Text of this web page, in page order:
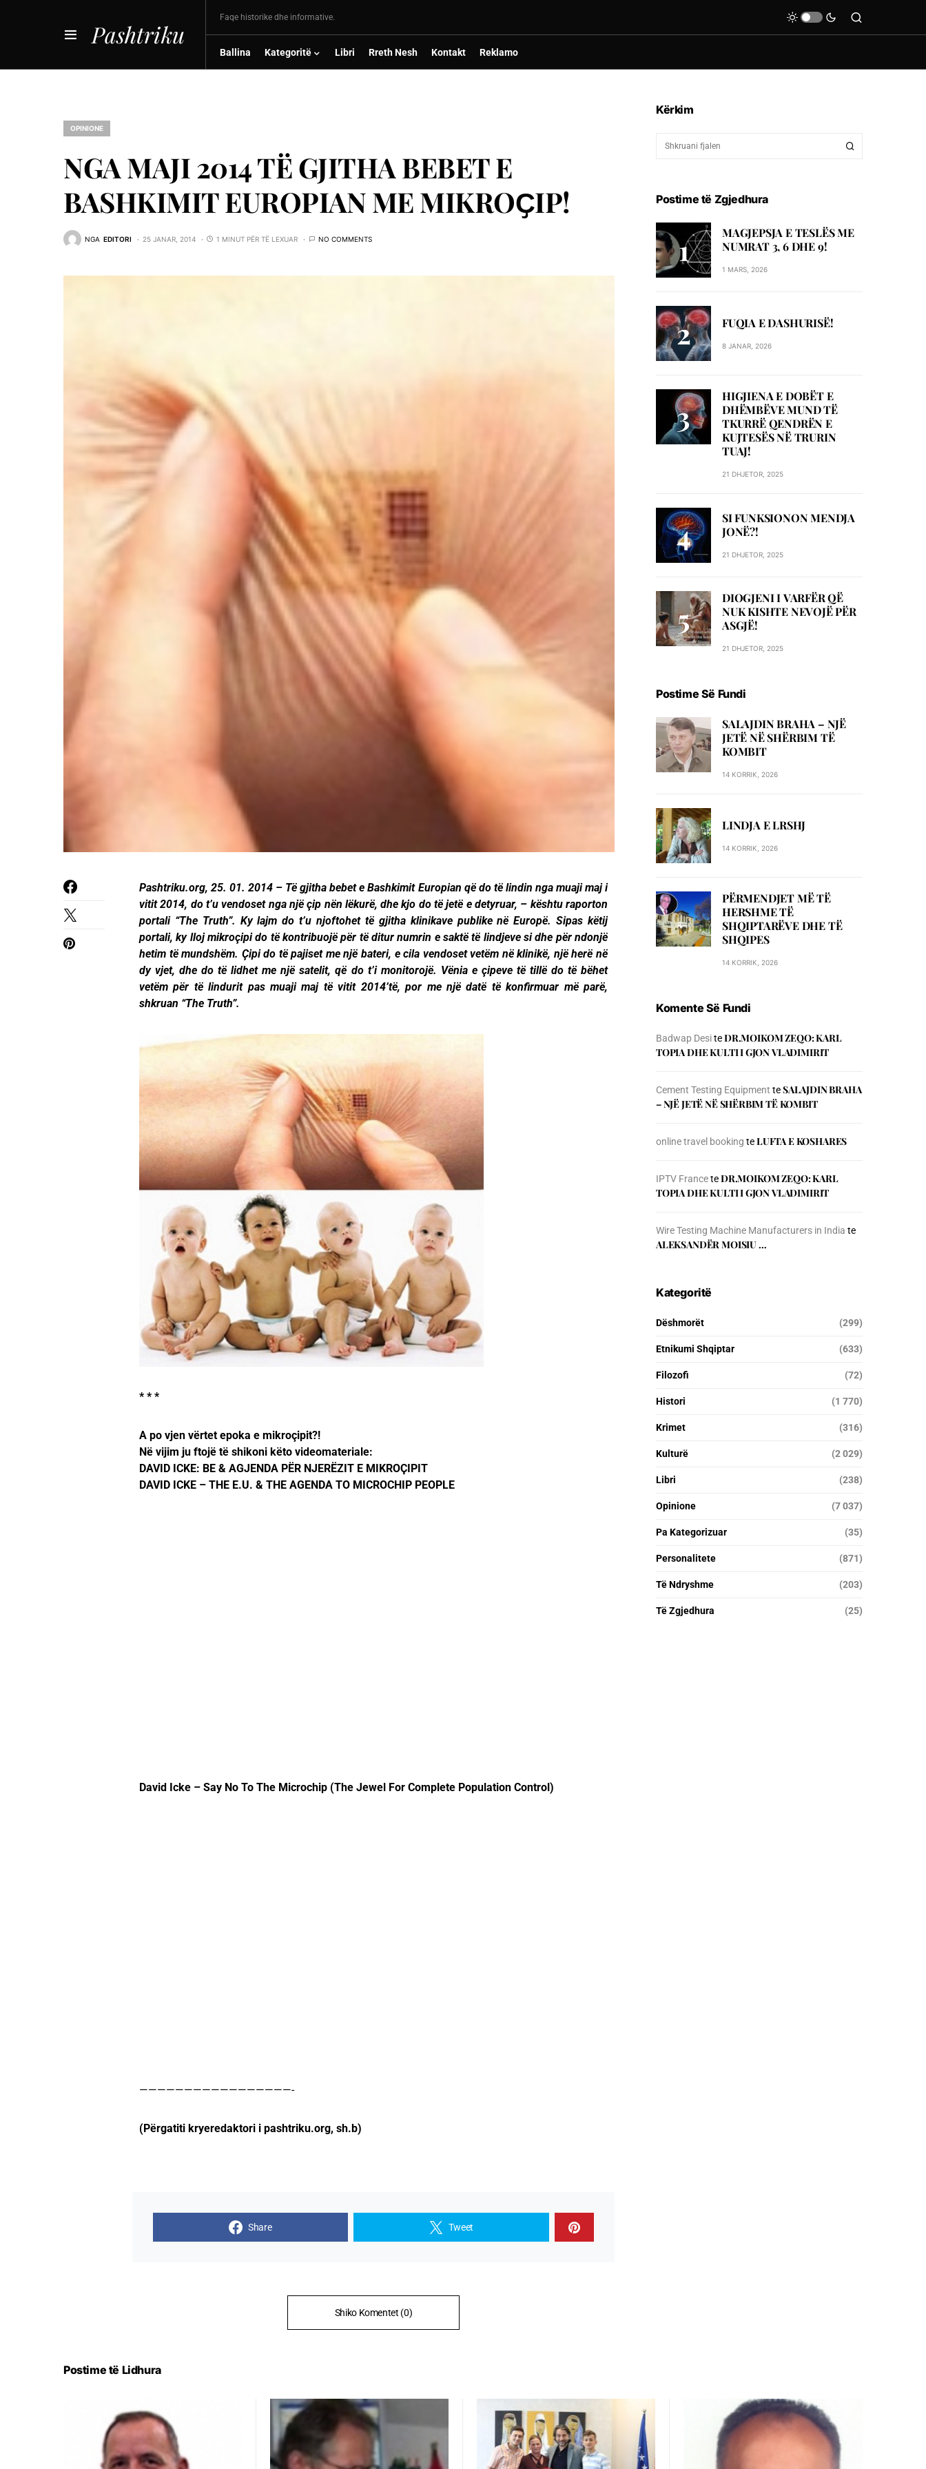
Pashtriku
Faqe historike dhe informative.
Ballina Kategoritë Libri Rreth Nesh Kontakt Reklamo
OPINIONE
NGA MAJI 2014 TË GJITHA BEBET E
BASHKIMIT EUROPIAN ME MIKROҪIP!
NGA EDITORI 25 JANAR, 2014 1 MINUT PËR TË LEXUAR NO COMMENTS
Pashtriku.org, 25. 01. 2014 – Të gjitha bebet e Bashkimit Europian që do të lindin nga muaji maj i
vitit 2014, do t’u vendoset nga një çip nën lëkurë, dhe kjo do të jetë e detyruar, – kështu raporton
portali “The Truth”. Ky lajm do t’u njoftohet të gjitha klinikave publike në Europë. Sipas këtij
portali, ky lloj mikroçipi do të kontribuojë për të ditur numrin e saktë të lindjeve si dhe për ndonjë
hetim të mundshëm. Çipi do të pajiset me një bateri, e cila vendoset vetëm në klinikë, një herë në
dy vjet, dhe do të lidhet me një satelit, që do t’i monitorojë. Vënia e çipeve të tillë do të bëhet
vetëm për të lindurit pas muaji maj të vitit 2014’të, por me një datë të konfirmuar më parë,
shkruan “The Truth”.
* * *
A po vjen vërtet epoka e mikroçipit?!
Në vijim ju ftojë të shikoni këto videomateriale:
DAVID ICKE: BE & AGJENDA PËR NJERËZIT E MIKROҪIPIT
DAVID ICKE – THE E.U. & THE AGENDA TO MICROCHIP PEOPLE
David Icke – Say No To The Microchip (The Jewel For Complete Population Control)
—————————————————-
(Përgatiti kryeredaktori i pashtriku.org, sh.b)
Share Tweet
Shiko Komentet (0)
Kërkim
Postime të Zgjedhura
MAGJEPSJA E TESLËS ME
NUMRAT 3, 6 DHE 9!
1 MARS, 2026
FUQIA E DASHURISË!
8 JANAR, 2026
HIGJIENA E DOBËT E
DHËMBËVE MUND TË
TKURRË QENDRËN E
KUJTESËS NË TRURIN
TUAJ!
21 DHJETOR, 2025
SI FUNKSIONON MENDJA
JONË?!
21 DHJETOR, 2025
DIOGJENI I VARFËR QË
NUK KISHTE NEVOJË PËR
ASGJË!
21 DHJETOR, 2025
Postime Së Fundi
SALAJDIN BRAHA – NJЁ
JETЁ NЁ SHЁRBIM TЁ
KOMBIT
14 KORRIK, 2026
LINDJA E LRSHJ
14 KORRIK, 2026
PËRMENDJET MË TË
HERSHME TË
SHQIPTARËVE DHE TË
SHQIPES
14 KORRIK, 2026
Komente Së Fundi
Badwap DesiteDR.MOIKOM ZEQO: KARL
TOPIA DHE KULTI I GJON VLADIMIRIT
Cement Testing Equipment teSALAJDIN BRAHA
– NJЁ JETЁ NЁ SHЁRBIM TЁ KOMBIT
online travel booking teLUFTA E KOSHARES
IPTV FranceteDR.MOIKOM ZEQO: KARL
TOPIA DHE KULTI I GJON VLADIMIRIT
Wire Testing Machine Manufacturers in India te
ALEKSANDËR MOISIU …
Kategoritë
Dëshmorët (299)
Etnikumi Shqiptar (633)
Filozofi (72)
Histori (1 770)
Krimet (316)
Kulturë (2 029)
Libri (238)
Opinione (7 037)
Pa Kategorizuar (35)
Personalitete (871)
Të Ndryshme (203)
Të Zgjedhura (25)
Postime të Lidhura